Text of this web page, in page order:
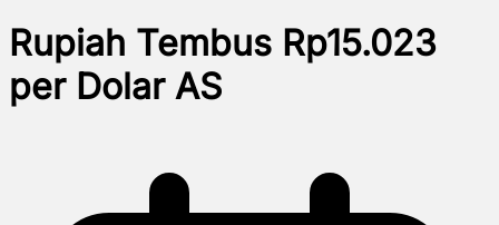
Rupiah Tembus Rp15.023
per Dolar AS